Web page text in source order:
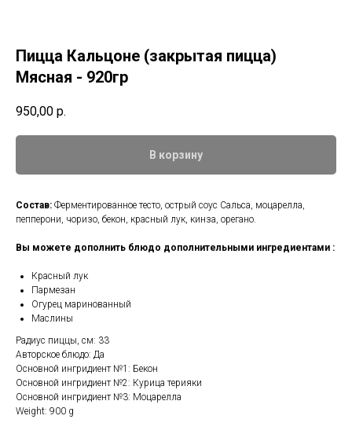
Пицца Кальцоне (закрытая пицца)
Мясная - 920гр
950,00 р.
В корзину
Состав: Ферментированное тесто, острый соус Сальса, моцарелла,
пепперони, чоризо, бекон, красный лук, кинза, орегано.
Вы можете дополнить блюдо дополнительными ингредиентами :
Красный лук
Пармезан
Огурец маринованный
Маслины
Радиус пиццы, см: 33
Авторское блюдо: Да
Основной ингридиент №1: Бекон
Основной ингридиент №2: Курица терияки
Основной ингридиент №3: Моцарелла
Weight: 900 g